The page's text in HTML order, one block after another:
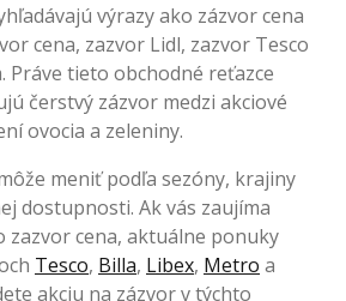
výrazy ako zázvor cena
cena, zazvor Lidl, zazvor Tesco
Práve tieto obchodné reťazce
čerstvý zázvor medzi akciové
ovocia a zeleniny.
meniť podľa sezóny, krajiny
dostupnosti. Ak vás zaujíma
zazvor cena, aktuálne ponuky
Tesco, Billa, Libex, Metro a
akciu na zázvor v týchto